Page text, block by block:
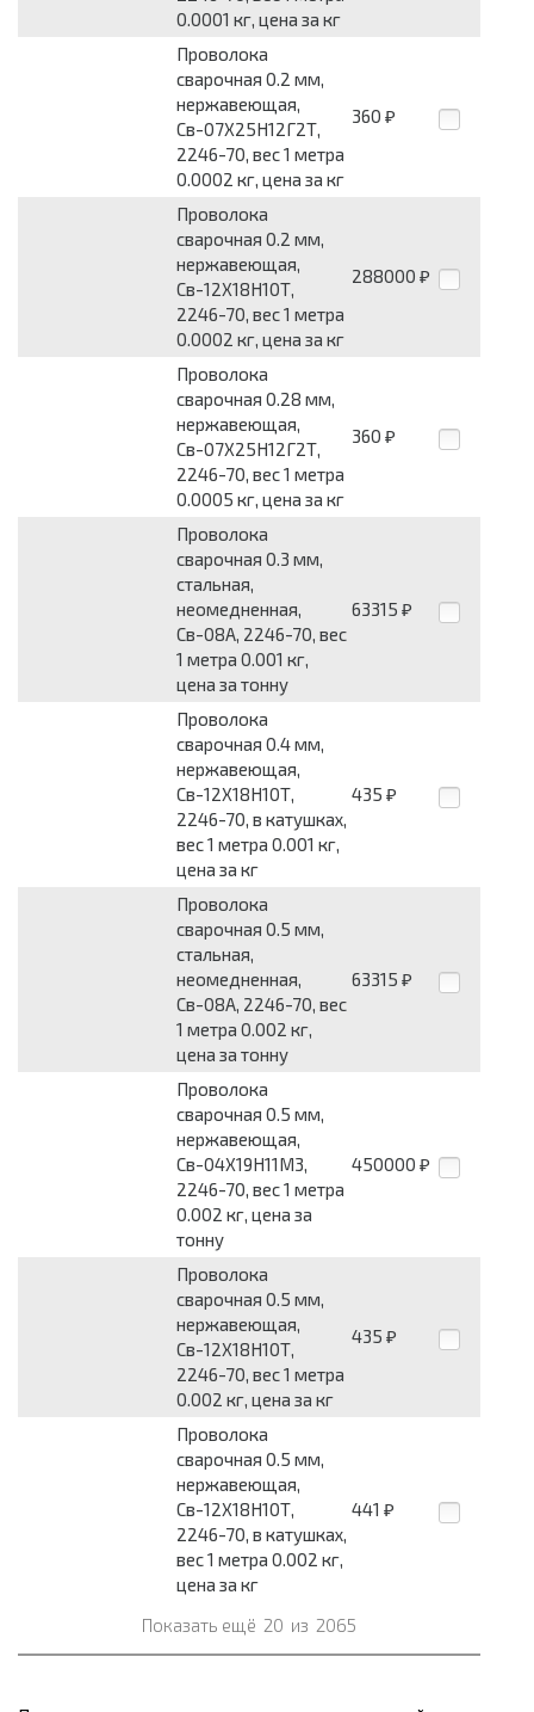
0.0001 кг, цена за кг
Проволока
сварочная 0.2 мм,
нержавеющая,
Св-07Х25Н12Г2Т,
2246-70, вес 1 метра
0.0002 кг, цена за кг
360 ₽
Проволока
сварочная 0.2 мм,
нержавеющая,
Св-12Х18Н10Т,
2246-70, вес 1 метра
0.0002 кг, цена за кг
288000 ₽
Проволока
сварочная 0.28 мм,
нержавеющая,
Св-07Х25Н12Г2Т,
2246-70, вес 1 метра
0.0005 кг, цена за кг
360 ₽
Проволока
сварочная 0.3 мм,
стальная,
неомедненная,
Св-08А, 2246-70, вес
1 метра 0.001 кг,
цена за тонну
63315 ₽
Проволока
сварочная 0.4 мм,
нержавеющая,
Св-12Х18Н10Т,
2246-70, в катушках,
вес 1 метра 0.001 кг,
цена за кг
435 ₽
Проволока
сварочная 0.5 мм,
стальная,
неомедненная,
Св-08А, 2246-70, вес
1 метра 0.002 кг,
цена за тонну
63315 ₽
Проволока
сварочная 0.5 мм,
нержавеющая,
Св-04Х19Н11М3,
2246-70, вес 1 метра
0.002 кг, цена за
тонну
450000 ₽
Проволока
сварочная 0.5 мм,
нержавеющая,
Св-12Х18Н10Т,
2246-70, вес 1 метра
0.002 кг, цена за кг
435 ₽
Проволока
сварочная 0.5 мм,
нержавеющая,
Св-12Х18Н10Т,
2246-70, в катушках,
вес 1 метра 0.002 кг,
цена за кг
441 ₽
Показать ещё 20 из 2065